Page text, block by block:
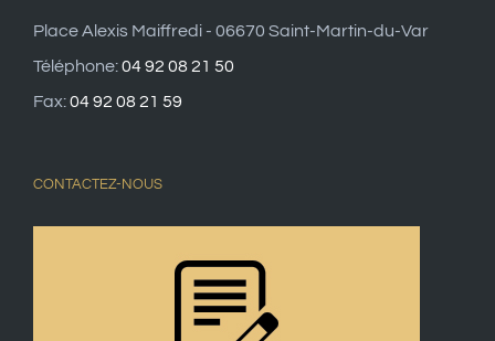
Place Alexis Maiffredi - 06670 Saint-Martin-du-Var
Téléphone:04 92 08 21 50
Fax:04 92 08 21 59
CONTACTEZ-NOUS